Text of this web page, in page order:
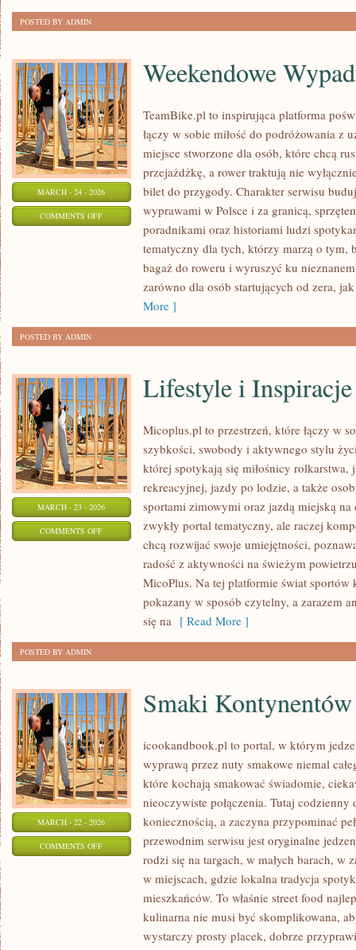
POSTED BY ADMIN
MARCH - 24 - 2026
COMMENTS OFFON
WEEKENDOWE
Weekendowe
TeamBike.pl to inspirująca platforma
łączy w sobie miłość do podróżowania z
miejsce stworzone dla osób, które chcą
przejażdżkę, a rower traktują nie
bilet do przygody. Charakter serwisu
wyprawami w Polsce i za granicą,
poradnikami oraz historiami ludzi
tematyczny dla tych, którzy marzą o tym,
bagaż do roweru i wyruszyć ku
zarówno dla osób startujących od zera,
More ]
POSTED BY ADMIN
MARCH - 23 - 2026
COMMENTS OFFON
LIFESTYLE
INSPIRACJE
Lifestyle i Inspiracje
Micoplus.pl to przestrzeń, które łączy w
szybkości, swobody i aktywnego stylu
której spotykają się miłośnicy rolkarstwa,
rekreacyjnej, jazdy po lodzie, a także
sportami zimowymi oraz jazdą miejską na
zwykły portal tematyczny, ale raczej
chcą rozwijać swoje umiejętności,
radość z aktywności na świeżym
MicoPlus. Na tej platformie świat sportów
pokazany w sposób czytelny, a zarazem
się na [ Read More ]
POSTED BY ADMIN
MARCH - 22 - 2026
COMMENTS OFFON
KONTYNENTÓW
Smaki Kontynentów
icookandbook.pl to portal, w którym
wyprawą przez nuty smakowe niemal
które kochają smakować świadomie,
nieoczywiste połączenia. Tutaj codzienny
koniecznością, a zaczyna przypominać
przewodnim serwisu jest oryginalne
rodzi się na targach, w małych barach, w
w miejscach, gdzie lokalna tradycja
mieszkańców. To właśnie street food
kulinarna nie musi być skomplikowana,
wystarczy prosty placek, dobrze